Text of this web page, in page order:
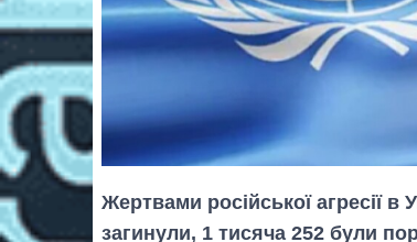
Жертвами російської агресії в
загинули, 1 тисяча 252 були